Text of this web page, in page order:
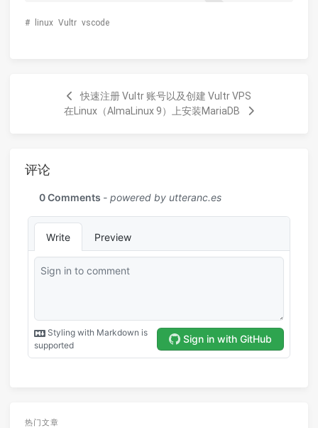
# linux Vultr vscode
快速注册 Vultr 账号以及创建 Vultr VPS
在Linux（AlmaLinux 9）上安装MariaDB
评论
热门文章